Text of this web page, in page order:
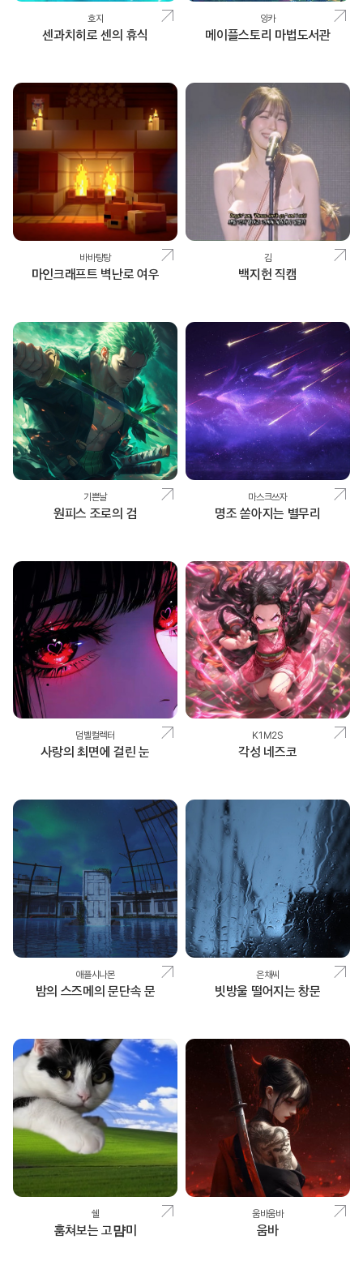
호지
센과치히로 센의 휴식
잉카
메이플스토리 마법도서관
바바탕탕
마인크래프트 벽난로 여우
김
백지헌 직캠
기쁜날
원피스 조로의 검
마스크쓰자
명조 쏟아지는 별무리
덤벨컬렉터
사랑의 최면에 걸린 눈
K1M2S
각성 네즈코
애플시나몬
밤의 스즈메의 문단속 문
은채씨
빗방울 떨어지는 창문
쉘
훔쳐보는 고먐미
움바움바
움바